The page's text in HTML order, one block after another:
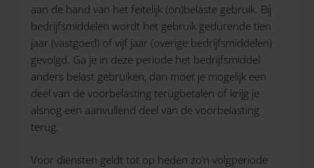
aan de hand van het feitelijk (on)belaste gebruik. Bij
bedrijfsmiddelen wordt het gebruik gedurende tien
jaar (vastgoed) of vijf jaar (overige bedrijfsmiddelen)
gevolgd. Ga je in deze periode het bedrijfsmiddel
anders belast gebruiken, dan moet je mogelijk een
deel van de voorbelasting terugbetalen of krijg je
alsnog een aanvullend deel van de voorbelasting
terug.
Voor diensten geldt tot op heden zo’n volgperiode